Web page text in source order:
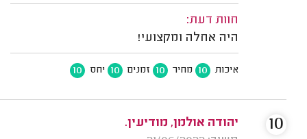
חוות דעת:
היה אחלה ומקצועי!
איכות 10 מחיר 10 זמנים 10 יחס 10
יהודה אולמן, מודיעין.
10